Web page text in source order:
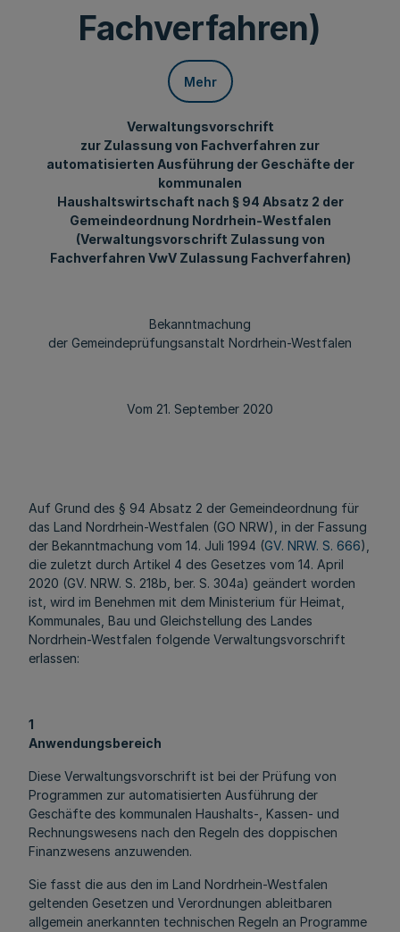
Fachverfahren)
Mehr
Verwaltungsvorschrift
zur Zulassung von Fachverfahren zur
automatisierten Ausführung der Geschäfte der
kommunalen
Haushaltswirtschaft nach § 94 Absatz 2 der
Gemeindeordnung Nordrhein-Westfalen
(Verwaltungsvorschrift Zulassung von
Fachverfahren VwV Zulassung Fachverfahren)
Bekanntmachung
der Gemeindeprüfungsanstalt Nordrhein-Westfalen
Vom 21. September 2020
Auf Grund des § 94 Absatz 2 der Gemeindeordnung für
das Land Nordrhein-Westfalen (GO NRW), in der Fassung
der Bekanntmachung vom 14. Juli 1994 (GV. NRW. S. 666),
die zuletzt durch Artikel 4 des Gesetzes vom 14. April
2020 (GV. NRW. S. 218b, ber. S. 304a) geändert worden
ist, wird im Benehmen mit dem Ministerium für Heimat,
Kommunales, Bau und Gleichstellung des Landes
Nordrhein-Westfalen folgende Verwaltungsvorschrift
erlassen:
1
Anwendungsbereich
Diese Verwaltungsvorschrift ist bei der Prüfung von
Programmen zur automatisierten Ausführung der
Geschäfte des kommunalen Haushalts-, Kassen- und
Rechnungswesens nach den Regeln des doppischen
Finanzwesens anzuwenden.
Sie fasst die aus den im Land Nordrhein-Westfalen
geltenden Gesetzen und Verordnungen ableitbaren
allgemein anerkannten technischen Regeln an Programme